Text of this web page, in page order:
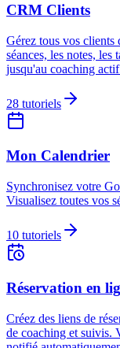
CRM Clients
Gérez tous vos clients
séances, les notes,
jusqu'au coaching
28 tutoriels
Mon Calendrier
Synchronisez votre
Visualisez toutes vos
10 tutoriels
Réservation en
Créez des liens de
de coaching et suivis.